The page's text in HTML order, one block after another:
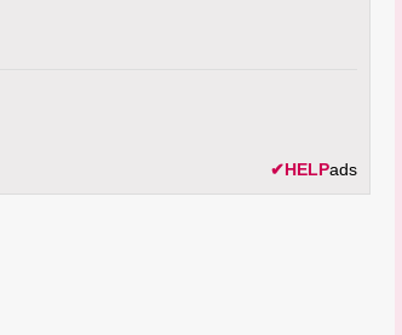
✔HELPads